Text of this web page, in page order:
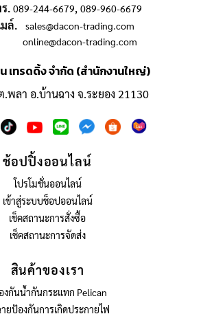
. 089-244-6679, 089-960-6679
ล์.
sales@dacon-trading.com
online@dacon-trading.com
เทรดดิ้ง จำกัด (สำนักงานใหญ่)
พลา อ.บ้านฉาง จ.ระยอง 21130
ช้อปปิ้งออนไลน์
โปรโมชั่นออนไลน์
เข้าสู่ระบบช็อปออนไลน์
เช็คสถานะการสั่งซื้อ
เช็คสถานะการจัดส่ง
สินค้าของเรา
งกันน้ำกันกระแทก Pelican
ยป้องกันการเกิดประกายไฟ